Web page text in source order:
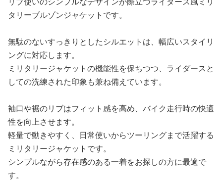
タリーブルゾンジャケットです。
無駄のないすっきりとしたシルエットは、幅広いスタイリ
ングに対応します。
ミリタリージャケットの機能性を保ちつつ、ライダースと
しての洗練された印象も兼ね備えています。
袖口や裾のリブはフィット感を高め、バイク走行時の快適
性を向上させます。
軽量で動きやすく、日常使いからツーリングまで活躍する
ミリタリージャケットです。
シンプルながら存在感のある一着をお探しの方に最適で
す。